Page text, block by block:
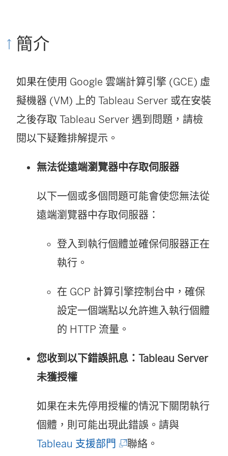
開
啟
)
窗
開
啟
簡介
如果在使用 Google 雲端計算引擎 (GCE) 虛
擬機器 (VM) 上的 Tableau Server 或在安裝
之後存取 Tableau Server 遇到問題，請檢
閱以下疑難排解提示。
無法從遠端瀏覽器中存取伺服器
以下一個或多個問題可能會使您無法從
遠端瀏覽器中存取伺服器：
登入到執行個體並確保伺服器正在
執行。
在 GCP 計算引擎控制台中，確保
設定一個端點以允許進入執行個體
的 HTTP 流量。
您收到以下錯誤訊息：Tableau Server
未獲授權
如果在未先停用授權的情況下關閉執行
個體，則可能出現此錯誤。請與
Tableau 支援部門 (
聯絡。